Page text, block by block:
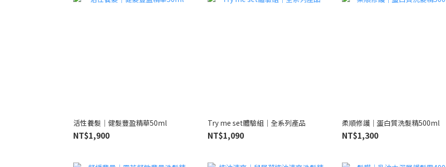
活性養髮｜健髮豐盈精華50ml
NT$1,900
Try me set體驗組｜全系列產品
NT$1,090
柔順修護｜蛋白質洗髮精500ml
NT$1,300